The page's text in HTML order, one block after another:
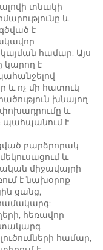
տնակի
և
է
համար: Այս
կարող է
և ոչ մի հատուկ
խնայող
փոխադրումը և
պահպանում է
բարձրորակ
և
միջավայրի
է նախօրոք
ցանց,
հեռավոր
համար,